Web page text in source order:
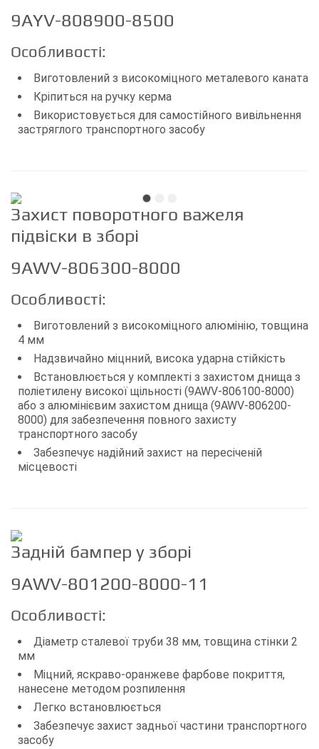
9AYV-808900-8500
Особливості:
Виготовлений з високоміцного металевого каната
Кріпиться на ручку керма
Використовується для самостійного вивільнення
застряглого транспортного засобу
Захист поворотного важеля
підвіски в зборі
9AWV-806300-8000
Особливості:
Виготовлений з високоміцного алюмінію, товщина
4 мм
Надзвичайно міцнний, висока ударна стійкість
Встановлюється у комплекті з захистом днища з
поліетилену високої щільності (9AWV-806100-8000)
або з алюмінієвим захистом днища (9AWV-806200-
8000) для забезпечення повного захисту
транспортного засобу
Забезпечує надійний захист на пересіченій
місцевості
Задній бампер у зборі
9AWV-801200-8000-11
Особливості:
Діаметр сталевої труби 38 мм, товщина стінки 2
мм
Міцний, яскраво-оранжеве фарбове покриття,
нанесене методом розпилення
Легко встановлюється
Забезпечує захист задньої частини транспортного
засобу